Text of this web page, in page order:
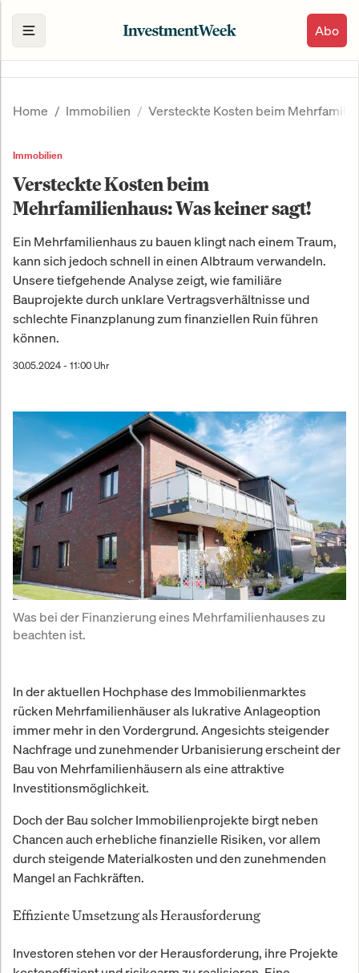
Abo
Home Immobilien Versteckte Kosten beim
Immobilien
Versteckte Kosten beim
Mehrfamilienhaus: Was keiner sagt!
Ein Mehrfamilienhaus zu bauen klingt nach einem Traum,
kann sich jedoch schnell in einen Albtraum verwandeln.
Unsere tiefgehende Analyse zeigt, wie familiäre
Bauprojekte durch unklare Vertragsverhältnisse und
schlechte Finanzplanung zum finanziellen Ruin führen
können.
30.05.2024 - 11:00 Uhr
Was bei der Finanzierung eines Mehrfamilienhauses zu
beachten ist.
In der aktuellen Hochphase des Immobilienmarktes
rücken Mehrfamilienhäuser als lukrative Anlageoption
immer mehr in den Vordergrund. Angesichts steigender
Nachfrage und zunehmender Urbanisierung erscheint der
Bau von Mehrfamilienhäusern als eine attraktive
Investitionsmöglichkeit.
Doch der Bau solcher Immobilienprojekte birgt neben
Chancen auch erhebliche finanzielle Risiken, vor allem
durch steigende Materialkosten und den zunehmenden
Mangel an Fachkräften.
Effiziente Umsetzung als Herausforderung
Investoren stehen vor der Herausforderung, ihre Projekte